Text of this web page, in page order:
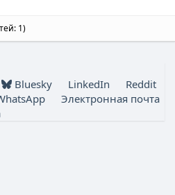
1)
Bluesky LinkedIn
Reddit
Электронная почта